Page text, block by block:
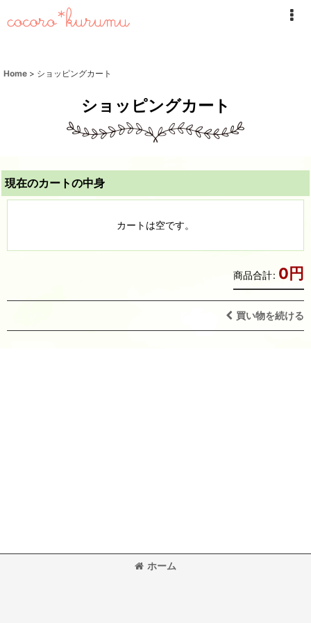
Home > ショッピングカート
ショッピングカート
現在のカートの中身
カートは空です。
商品合計: 0円
買い物を続ける
ホーム